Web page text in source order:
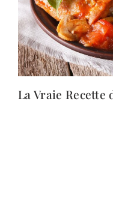
La Vraie Recette